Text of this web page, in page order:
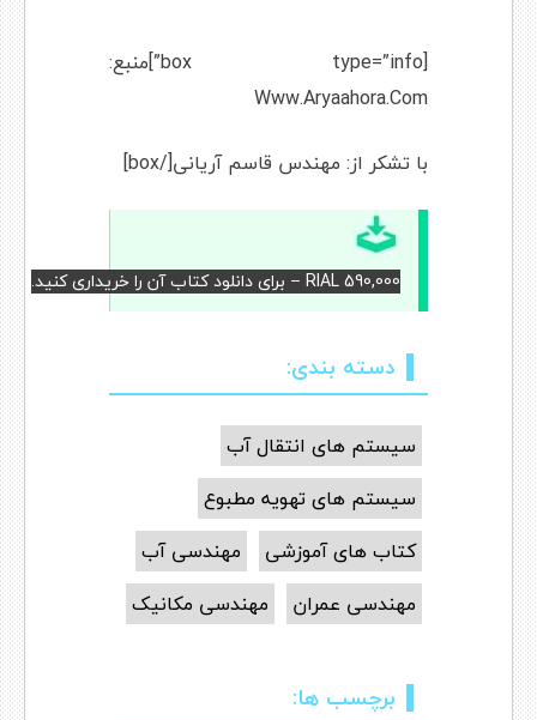
[box type=”info”]منبع:
Www.Aryaahora.Com
با تشکر از: مهندس قاسم آریانی[/box]
RIAL 590,000 – برای دانلود کتاب آن را خریداری کنید.
دسته بندی:
سیستم های انتقال آب
سیستم های تهویه مطبوع
کتاب های آموزشی
مهندسی آب
مهندسی عمران
مهندسی مکانیک
برچسب ها: